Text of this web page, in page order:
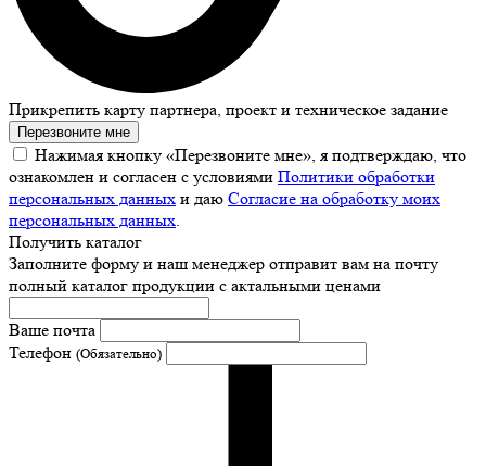
Прикрепить карту партнера, проект и техническое задание
Перезвоните мне
Нажимая кнопку «Перезвоните мне», я подтверждаю, что
ознакомлен и согласен с условиями Политики обработки
персональных данных и даю Согласие на обработку моих
персональных данных.
Получить каталог
Заполните форму и наш менеджер отправит вам на почту
полный каталог продукции с актальными ценами
Ваше почта
Телефон (Обязательно)